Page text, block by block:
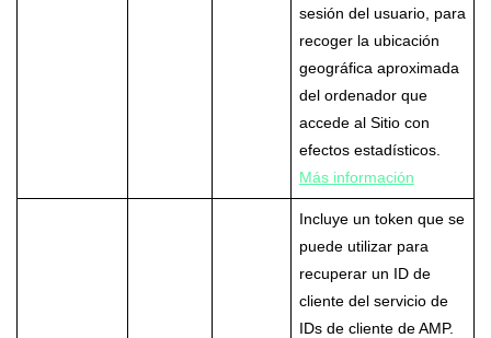
sesión del usuario, para
recoger la ubicación
geográfica aproximada
del ordenador que
accede al Sitio con
efectos estadísticos.
Más información
Incluye un token que se
puede utilizar para
recuperar un ID de
cliente del servicio de
IDs de cliente de AMP.